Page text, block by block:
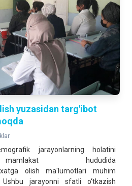
yuzasidan targ'ibot
jarayonlarning holatini
hududida
olish ma'lumotlari muhim
jarayonni sfatli o‘tkazish